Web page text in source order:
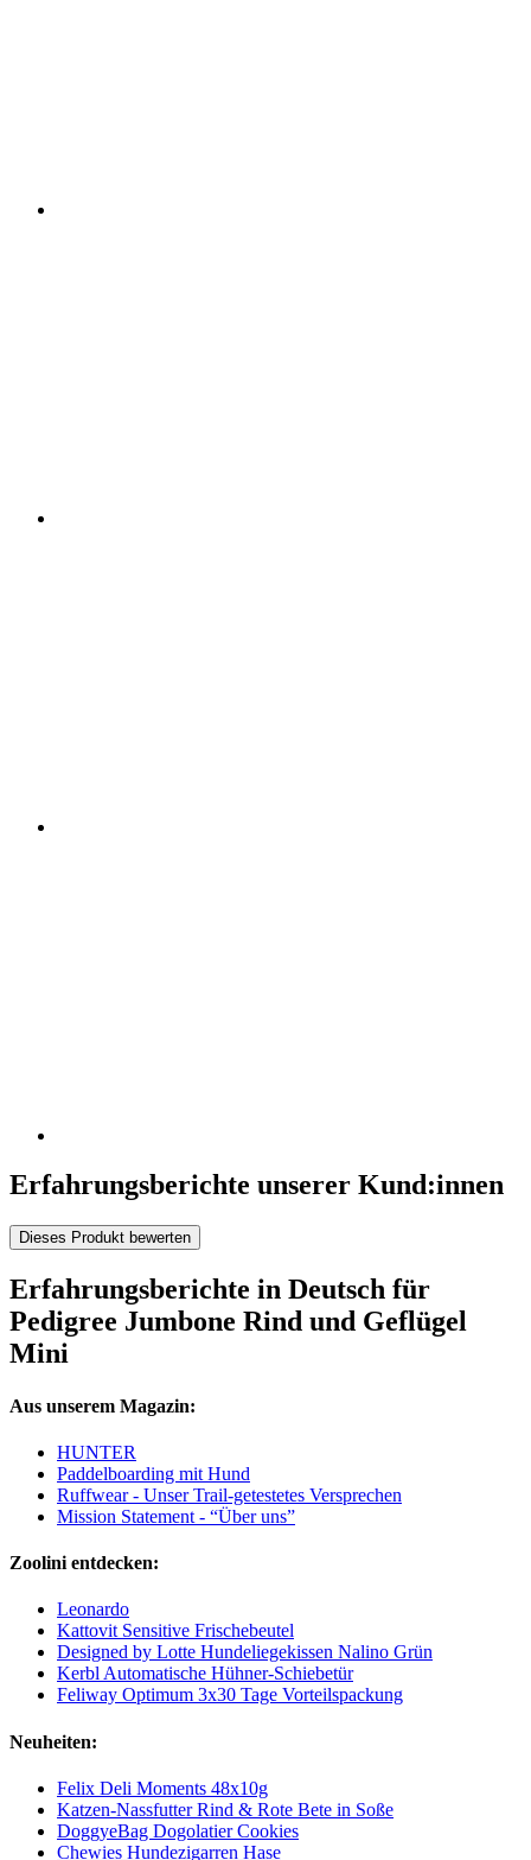
Erfahrungsberichte unserer Kund:innen
Dieses Produkt bewerten
Erfahrungsberichte in Deutsch für
Pedigree Jumbone Rind und Geflügel
Mini
Aus unserem Magazin:
HUNTER
Paddelboarding mit Hund
Ruffwear - Unser Trail-getestetes Versprechen
Mission Statement - “Über uns”
Zoolini entdecken:
Leonardo
Kattovit Sensitive Frischebeutel
Designed by Lotte Hundeliegekissen Nalino Grün
Kerbl Automatische Hühner-Schiebetür
Feliway Optimum 3x30 Tage Vorteilspackung
Neuheiten:
Felix Deli Moments 48x10g
Katzen-Nassfutter Rind & Rote Bete in Soße
DoggyeBag Dogolatier Cookies
Chewies Hundezigarren Hase